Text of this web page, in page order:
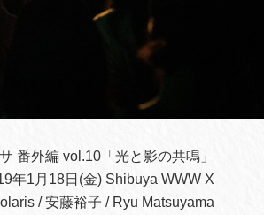
番外編 vol.10「光と影の共鳴」
年1月18日(金) Shibuya WWW X
/ 安藤裕子 / Ryu Matsuyama